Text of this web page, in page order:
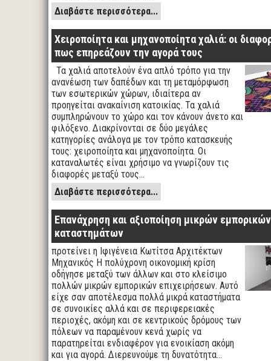
Διαβάστε περισσότερα...
Χειροποίητα και μηχανοποίητα χαλιά: οι
πως επηρεάζουν την αγορά τους
Τα χαλιά αποτελούν ένα απλό τρόπο για την
ανανέωση των δαπέδων και τη μεταμόρφωση
των εσωτερικών χώρων, ιδιαίτερα αν
προηγείται ανακαίνιση κατοικίας. Τα χαλιά
συμπληρώνουν το χώρο και τον κάνουν άνετο και
φιλόξενο. Διακρίνονται σε δύο μεγάλες
κατηγορίες ανάλογα με τον τρόπο κατασκευής
τους: χειροποίητα και μηχανοποίητα. Οι
καταναλωτές είναι χρήσιμο να γνωρίζουν τις
διαφορές μεταξύ τους…
Διαβάστε περισσότερα...
Επανάχρηση και αξιοποίηση μικρών εμπορικών
καταστημάτων
προτείνει η Ιφιγένεια Κωτίτσα Αρχιτέκτων
Μηχανικός Η πολύχρονη οικονομική κρίση
οδήγησε μεταξύ των άλλων και στο κλείσιμο
πολλών μικρών εμπορικών επιχειρήσεων. Αυτό
είχε σαν αποτέλεσμα πολλά μικρά καταστήματα
σε συνοικίες αλλά και σε περιφερειακές
περιοχές, ακόμη και σε κεντρικούς δρόμους των
πόλεων να παραμένουν κενά χωρίς να
παρατηρείται ενδιαφέρον για ενοικίαση ακόμη
και για αγορά. Διερευνούμε τη δυνατότητα…